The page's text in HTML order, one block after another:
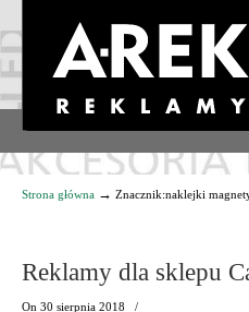
Agencja reklamowa. Reklama – usługi, druk
Strona główna → Znacznik:naklejki
Reklamy dla sklepu
On 30 sierpnia 2018
/